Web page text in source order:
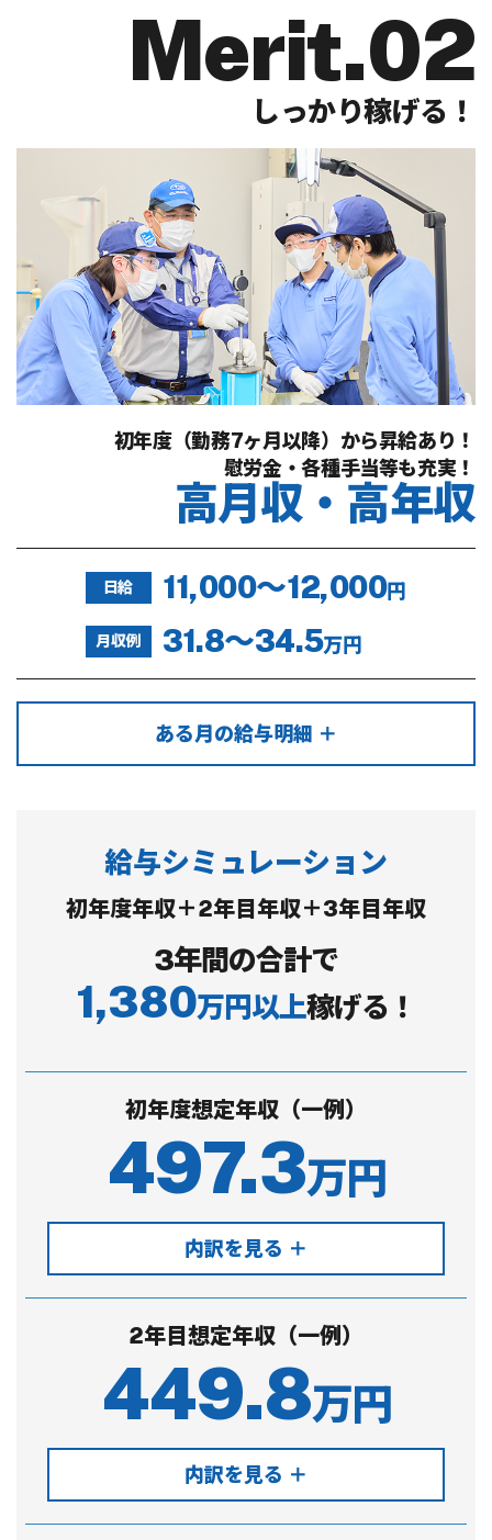
Merit.02
しっかり稼げる！
初年度（勤務7ヶ月以降）から昇給あり！
慰労金・各種手当等も充実！
高月収・高年収
日給 11,000～12,000円
月収例 31.8～34.5万円
ある月の給与明細 ＋
給与シミュレーション
初年度年収＋2年目年収＋3年目年収
3年間の合計で
1,380万円以上稼げる！
初年度想定年収（一例）
497.3万円
内訳を見る ＋
2年目想定年収（一例）
449.8万円
内訳を見る ＋